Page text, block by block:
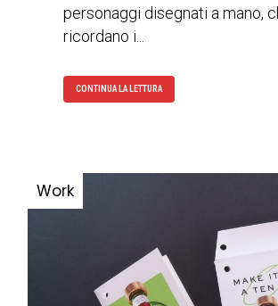
personaggi disegnati a mano,
ricordano i...
CONTINUA LA LETTURA